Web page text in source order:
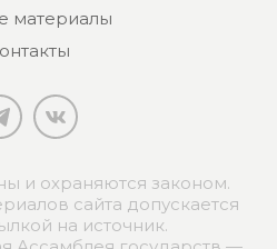
материалы
и охраняются законом.
сайта допускается
на источник.